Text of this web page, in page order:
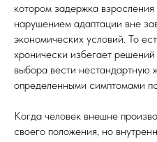
котором задержка
нарушением адаптации вне
экономических условий. То
хронически избегает
выбора вести нестандартную
определенными симптомами
Когда человек внешне
своего положения, но